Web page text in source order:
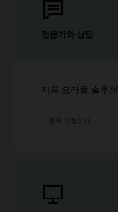
전문가와 상담
지금 오라클 솔루
통화 요청하기